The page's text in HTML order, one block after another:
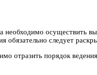
необходимо осуществить
обязательно следует
отразить порядок